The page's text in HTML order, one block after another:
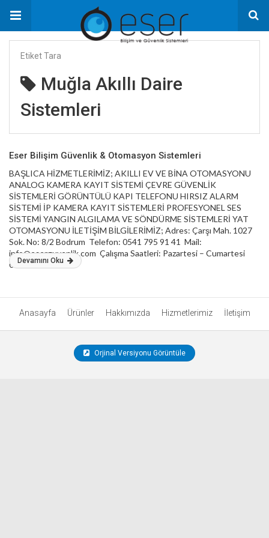
Etiket Tara
Muğla Akıllı Daire
Sistemleri
Eser Bilişim Güvenlik & Otomasyon Sistemleri
BAŞLICA HİZMETLERİMİZ; AKILLI EV VE BİNA OTOMASYONU
ANALOG KAMERA KAYIT SİSTEMİ ÇEVRE GÜVENLİK
SİSTEMLERİ GÖRÜNTÜLÜ KAPI TELEFONU HIRSIZ ALARM
SİSTEMİ İP KAMERA KAYIT SİSTEMLERİ PROFESYONEL SES
SİSTEMİ YANGIN ALGILAMA VE SÖNDÜRME SİSTEMLERİ YAT
OTOMASYONU İLETİŞİM BİLGİLERİMİZ; Adres: Çarşı Mah. 1027
Sok. No: 8/2 Bodrum Telefon: 0541 795 91 41 Mail:
info@eserguvenlik.com Çalışma Saatleri: Pazartesi – Cumartesi
09:00 – 18:00
Devamını Oku
Anasayfa Ürünler Hakkımızda Hizmetlerimiz İletişim
Orjinal Versiyonu Görüntüle